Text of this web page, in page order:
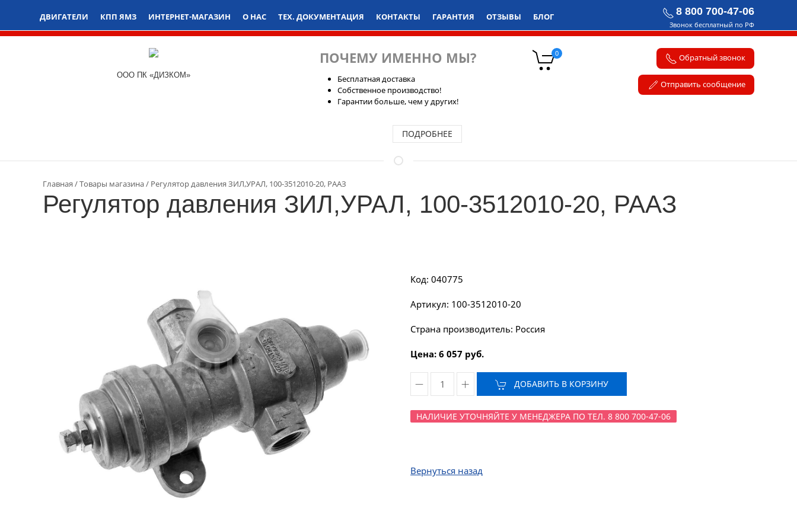
ДВИГАТЕЛИ КПП ЯМЗ ИНТЕРНЕТ-МАГАЗИН О НАС ТЕХ. ДОКУМЕНТАЦИЯ КОНТАКТЫ ГАРАНТИЯ ОТЗЫВЫ БЛОГ 8 800 700-47-06
Звонок бесплатный по РФ
ООО ПК «ДИЗКОМ»
ПОЧЕМУ ИМЕННО МЫ?
Бесплатная доставка
Собственное производство!
Гарантии больше, чем у других!
ПОДРОБНЕЕ
0 Обратный звонок
Отправить сообщение
Главная Товары магазина Регулятор давления ЗИЛ,УРАЛ, 100-3512010-20, РААЗ
Регулятор давления ЗИЛ,УРАЛ, 100-3512010-20, РААЗ
Код: 040775
Артикул: 100-3512010-20
Страна производитель: Россия
Цена: 6 057 руб.
ДОБАВИТЬ В КОРЗИНУ
НАЛИЧИЕ УТОЧНЯЙТЕ У МЕНЕДЖЕРА ПО ТЕЛ. 8 800 700-47-06
Вернуться назад